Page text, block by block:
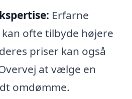
Erfarne
ofte tilbyde højere
priser kan også
at vælge en
omdømme.